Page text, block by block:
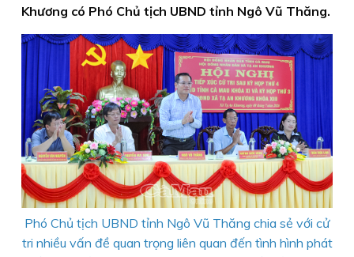
Khương có Phó Chủ tịch UBND tỉnh Ngô Vũ Thăng.
Phó Chủ tịch UBND tỉnh Ngô Vũ Thăng chia sẻ với cử
tri nhiều vấn đề quan trọng liên quan đến tình hình phát